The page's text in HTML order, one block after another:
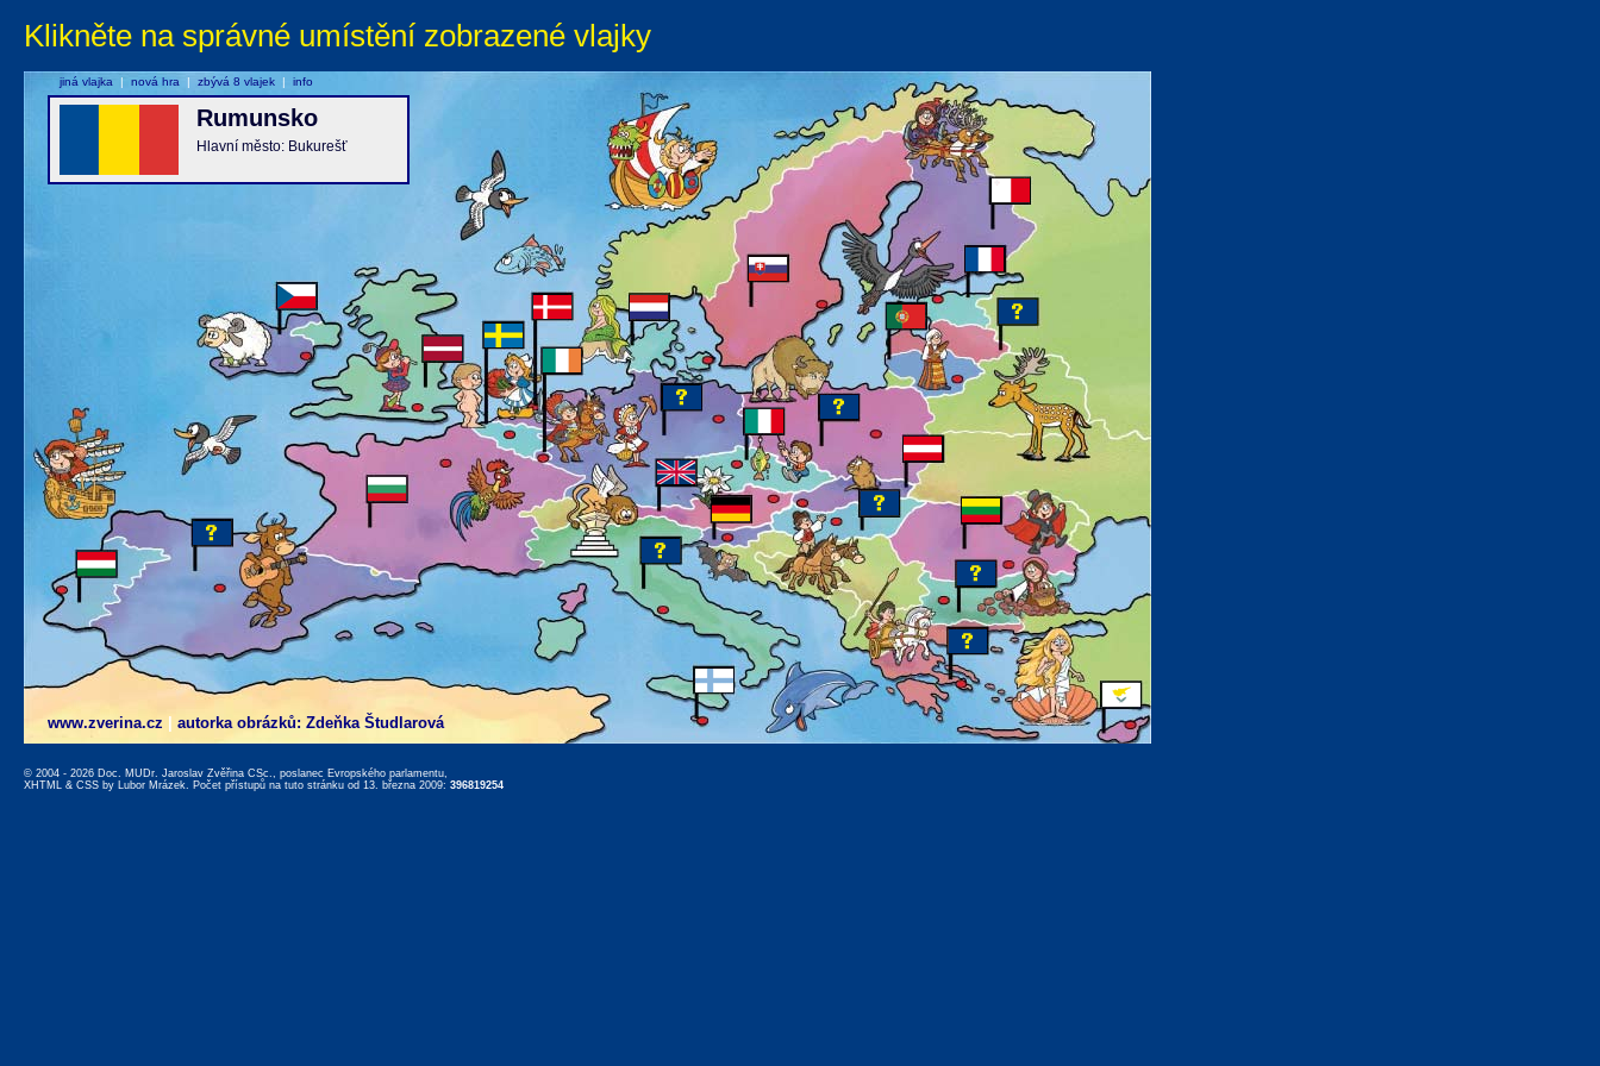
Klikněte na správné umístění zobrazené vlajky
www.zverina.cz autorka obrázků: Zdeňka Študlarová
Rumunsko
Hlavní město: Bukurešť
jiná vlajka | nová hra | zbývá 8 vlajek | info
© 2004 - 2026 Doc. MUDr. Jaroslav Zvěřina CSc., poslanec Evropského parlamentu,
XHTML & CSS by Lubor Mrázek. Počet přístupů na tuto stránku od 13. března 2009: 396819254